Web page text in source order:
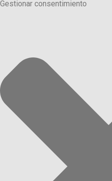
Gestionar consentimiento